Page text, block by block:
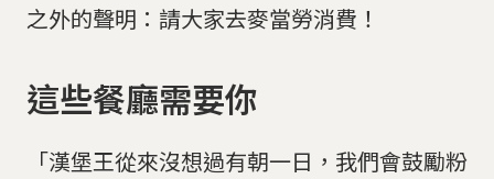
之外的聲明：請大家去麥當勞消費！
這些餐廳需要你
「漢堡王從來沒想過有朝一日，我們會鼓勵粉